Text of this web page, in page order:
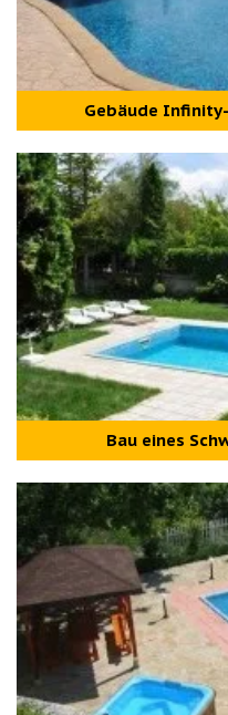
Gebäude
Bau eines